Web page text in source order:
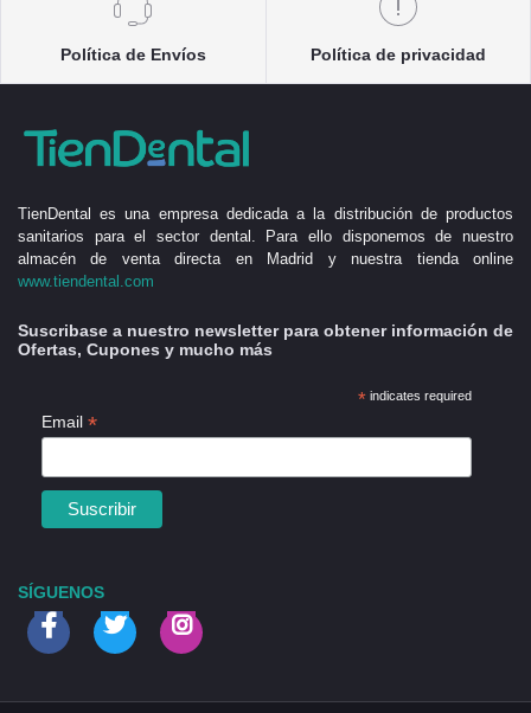
Política de Envíos Política de privacidad
TienDental es una empresa dedicada a la distribución de productos
sanitarios para el sector dental. Para ello disponemos de nuestro
almacén de venta directa en Madrid y nuestra tienda online
www.tiendental.com
Suscribase a nuestro newsletter para obtener información de
Ofertas, Cupones y mucho más
*indicates required
Email *
SÍGUENOS